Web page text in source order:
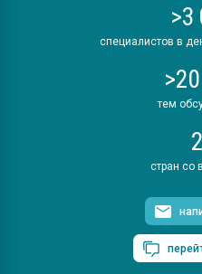
>3
специалистов в
тем
стран со